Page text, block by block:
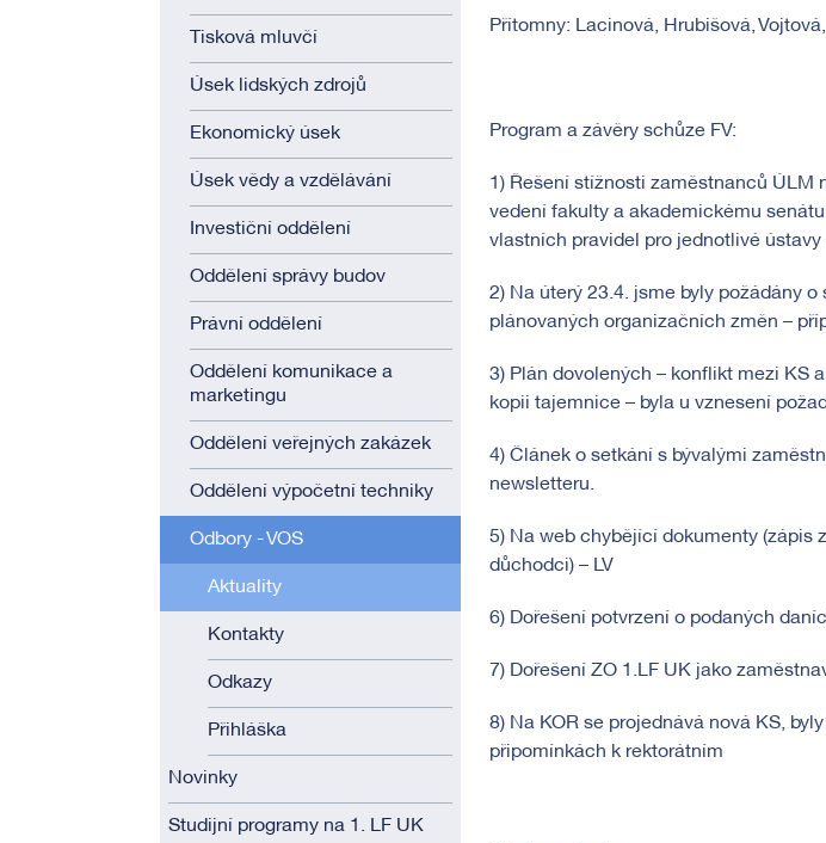
Tisková mluvčí
Úsek lidských zdrojů
Ekonomický úsek
Úsek vědy a vzdělávání
Investiční oddělení
Oddělení správy budov
Právní oddělení
Oddělení komunikace a
marketingu
Oddělení veřejných zakázek
Oddělení výpočetní techniky
Odbory - VOS
Aktuality
Kontakty
Odkazy
Přihláška
Novinky
Studijní programy na 1. LF UK
Přítomny: Lacinová, Hrubišová,
Program a závěry schůze FV:
1) Řešení stížnosti zaměstnanců ÚLM
vedení fakulty a akademickému
vlastních pravidel pro jednotlivé ústavy
2) Na úterý 23.4. jsme byly požádány
plánovaných organizačních změn –
3) Plán dovolených – konflikt mezi KS
kopii tajemnice – byla u vznesení
4) Článek o setkání s bývalými
newsletteru.
5) Na web chybějící dokumenty (zápis
důchodci) – LV
6) Dořešení potvrzení o podaných
7) Dořešení ZO 1.LF UK jako
8) Na KOR se projednává nová KS,
připomínkách k rektorátním